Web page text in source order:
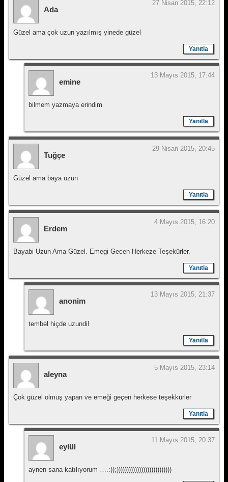
Ada
27 Nisan 2015, 22:12
Güzel ama çok uzun yazılmış yinede güzel
Yanıtla
emine
13 Mayıs 2015, 17:44
bilmem yazmaya erindim
Yanıtla
Tuğçe
29 Nisan 2015, 20:45
Güzel ama baya uzun
Yanıtla
Erdem
4 Mayıs 2015, 16:20
Bayabi Uzun Ama Güzel. Emegi Gecen Herkeze Teşekürler.
Yanıtla
anonim
13 Mayıs 2015, 21:37
tembel hiçde uzundil
Yanıtla
aleyna
5 Mayıs 2015, 23:14
Çok güzel olmuş yapan ve emeği geçen herkese teşekkürler
Yanıtla
eylül
11 Mayıs 2015, 20:37
aynen sana katılıyorum ….:));)))))))))))))))))))))))))))